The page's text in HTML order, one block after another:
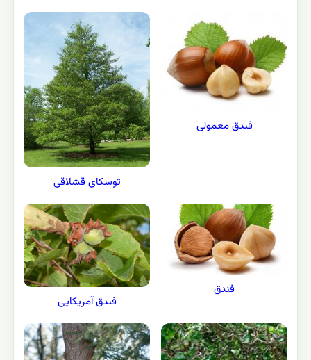
فندق معمولی
توسکای قشلاقی
فندق
فندق آمریکایی